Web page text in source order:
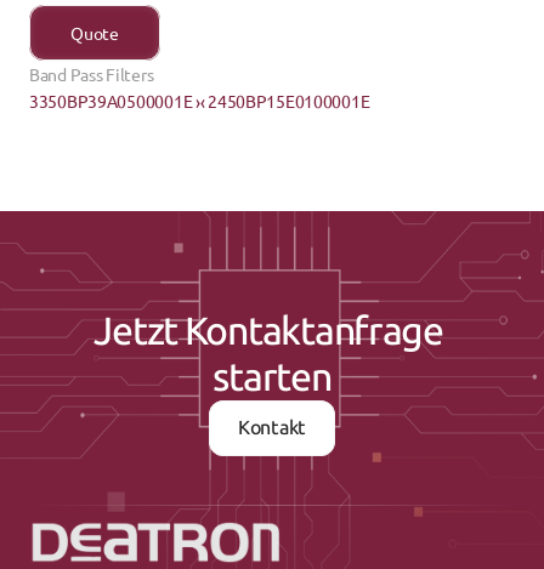
Quote
Band Pass Filters
3350BP39A0500001E ›‹ 2450BP15E0100001E
Jetzt Kontaktanfrage
starten
Kontakt